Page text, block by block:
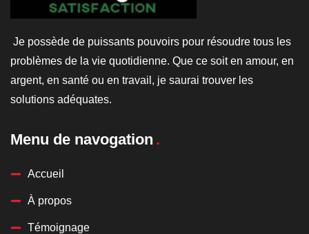
Je possède de puissants pouvoirs pour résoudre tous les
problèmes de la vie quotidienne. Que ce soit en amour, en
argent, en santé ou en travail, je saurai trouver les
solutions adéquates.
Menu de navogation
Accueil
À propos
Témoignage